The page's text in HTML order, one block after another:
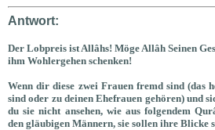
Antwort:
Der Lobpreis ist Allâhs! Möge Allâh Seinen
ihm Wohlergehen schenken!
Wenn dir diese zwei Frauen fremd sind (das
sind oder zu deinen Ehefrauen gehören) und
du sie nicht ansehen, wie aus folgendem
den gläubigen Männern, sie sollen ihre Blicke